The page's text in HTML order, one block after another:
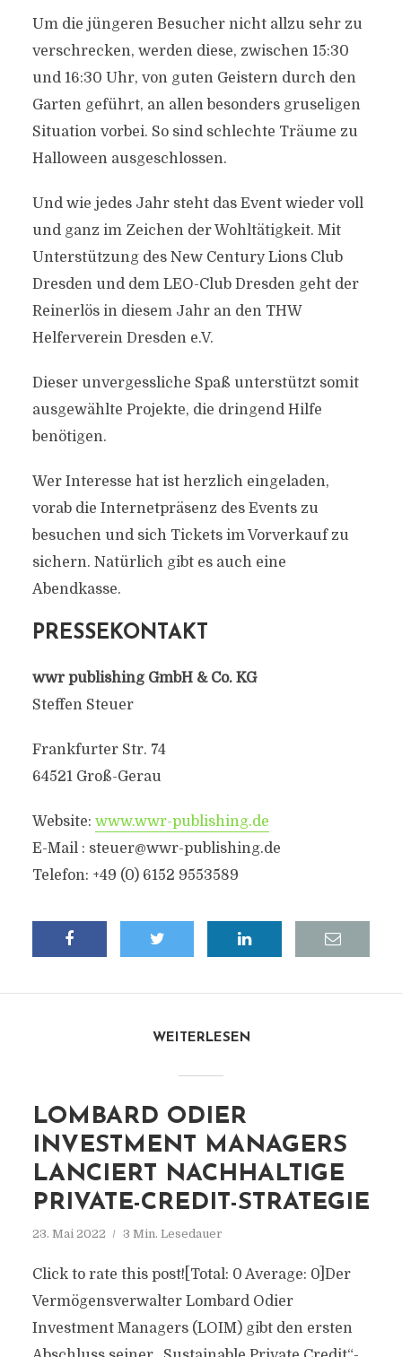
Um die jüngeren Besucher nicht allzu sehr zu
verschrecken, werden diese, zwischen 15:30
und 16:30 Uhr, von guten Geistern durch den
Garten geführt, an allen besonders gruseligen
Situation vorbei. So sind schlechte Träume zu
Halloween ausgeschlossen.
Und wie jedes Jahr steht das Event wieder voll
und ganz im Zeichen der Wohltätigkeit. Mit
Unterstützung des New Century Lions Club
Dresden und dem LEO-Club Dresden geht der
Reinerlös in diesem Jahr an den THW
Helferverein Dresden e.V.
Dieser unvergessliche Spaß unterstützt somit
ausgewählte Projekte, die dringend Hilfe
benötigen.
Wer Interesse hat ist herzlich eingeladen,
vorab die Internetpräsenz des Events zu
besuchen und sich Tickets im Vorverkauf zu
sichern. Natürlich gibt es auch eine
Abendkasse.
PRESSEKONTAKT
wwr publishing GmbH & Co. KG
Steffen Steuer
Frankfurter Str. 74
64521 Groß-Gerau
Website: www.wwr-publishing.de
E-Mail : steuer@wwr-publishing.de
Telefon: +49 (0) 6152 9553589
WEITERLESEN
LOMBARD ODIER
INVESTMENT MANAGERS
LANCIERT NACHHALTIGE
PRIVATE-CREDIT-STRATEGIE
23. Mai 2022 3 Min. Lesedauer
Click to rate this post![Total: 0 Average: 0]Der
Vermögensverwalter Lombard Odier
Investment Managers (LOIM) gibt den ersten